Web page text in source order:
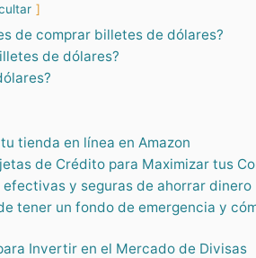
de comprar billetes de dólares?
de dólares?
tienda en línea en Amazon
de Crédito para Maximizar tus
efectivas y seguras de ahorrar dinero
tener un fondo de emergencia y
Invertir en el Mercado de Divisas